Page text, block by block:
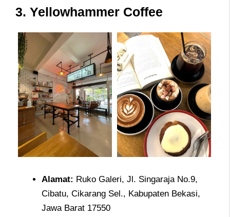
3. Yellowhammer Coffee
Alamat: Ruko Galeri, Jl. Singaraja No.9,
Cibatu, Cikarang Sel., Kabupaten Bekasi,
Jawa Barat 17550